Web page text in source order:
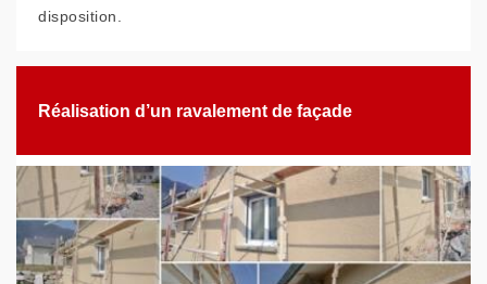
disposition.
Réalisation d’un ravalement de façade